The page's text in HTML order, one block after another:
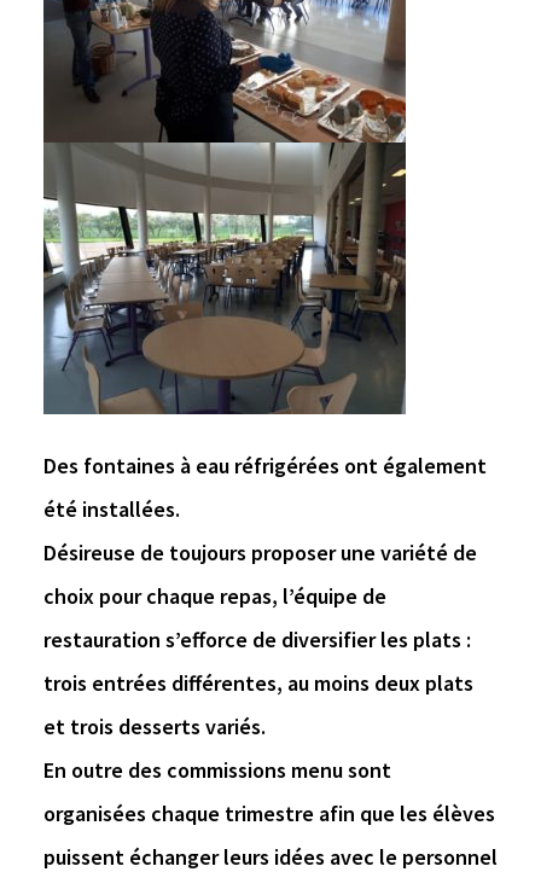
Des fontaines à eau réfrigérées ont également
été installées.
Désireuse de toujours proposer une variété de
choix pour chaque repas, l’équipe de
restauration s’efforce de diversifier les plats :
trois entrées différentes, au moins deux plats
et trois desserts variés.
En outre des commissions menu sont
organisées chaque trimestre afin que les élèves
puissent échanger leurs idées avec le personnel